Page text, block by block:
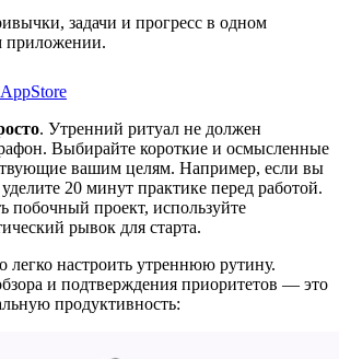
задачи и прогресс в одном
приложении.
AppStore
. Утренний ритуал не должен
Выбирайте короткие и осмысленные
вашим целям. Например, если вы
20 минут практике перед работой.
побочный проект, используйте
рывок для старта.
настроить утреннюю рутину.
и подтверждения приоритетов — это
продуктивность: